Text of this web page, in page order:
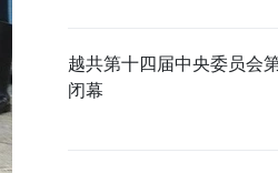
越共第十四届中央委员会
闭幕